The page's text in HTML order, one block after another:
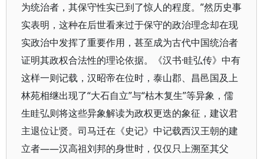
为统治者，其保守性实已到了惊人的程度。”然历史事
实表明，这种在后世看来过于保守的政治理念却在现
实政治中发挥了重要作用，甚至成为古代中国统治者
证明其政权合法性的理论依据。《汉书·眭弘传》中有
这样一则记载，汉昭帝在位时，泰山郡、昌邑国及上
林苑相继出现了“大石自立”与“枯木复生”等异象，儒
生眭弘则将这些异象解读为政权更迭的象征，建议君
主退位让贤。司马迁在《史记》中记载西汉王朝的建
立者——汉高祖刘邦的身世时，仅仅只上溯至其父